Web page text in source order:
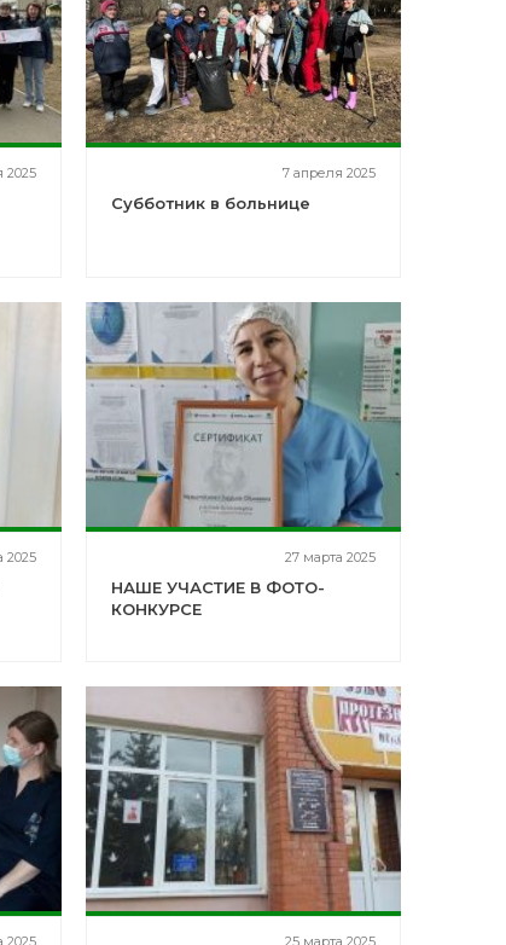
2025 7 апреля 2025
Субботник в больнице
2025 27 марта 2025
НАШЕ УЧАСТИЕ В ФОТО-
КОНКУРСЕ
2025 25 марта 2025